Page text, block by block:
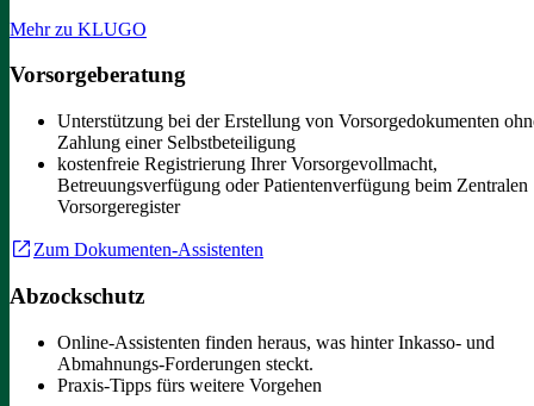
Mehr zu KLUGO
Vorsorgeberatung
Unterstützung bei der Erstellung von Vorsorgedokumenten
Zahlung einer Selbstbeteiligung
kostenfreie Registrierung Ihrer Vorsorgevollmacht,
Betreuungsverfügung oder Patientenverfügung beim Zentralen
Vorsorgeregister
Zum Dokumenten-Assistenten
Abzockschutz
Online-Assistenten finden heraus, was hinter Inkasso- und
Abmahnungs-Forderungen steckt.
Praxis-Tipps fürs weitere Vorgehen